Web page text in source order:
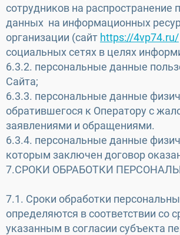
сотрудников на распространение
данных на информационных
организации (сайт https://4vp74.ru/
социальных сетях в целях
6.3.2. персональные данные
Сайта;
6.3.3. персональные данные
обратившегося к Оператору с
заявлениями и обращениями.
6.3.4. персональные данные
которым заключен договор
7.СРОКИ ОБРАБОТКИ
7.1. Сроки обработки
определяются в соответствии со
указанным в согласии субъекта